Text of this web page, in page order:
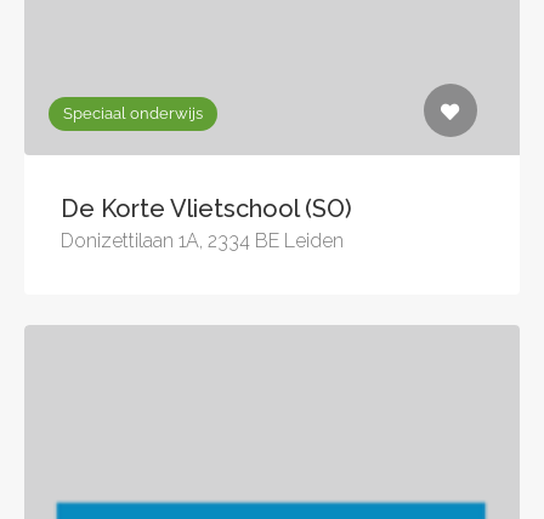
Speciaal onderwijs
De Korte Vlietschool (SO)
Donizettilaan 1A, 2334 BE Leiden